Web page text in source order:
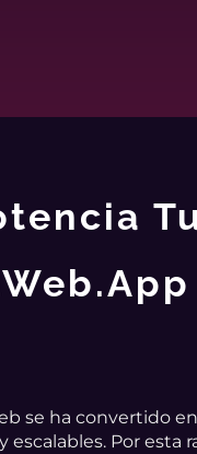
se ha convertido
Por esta